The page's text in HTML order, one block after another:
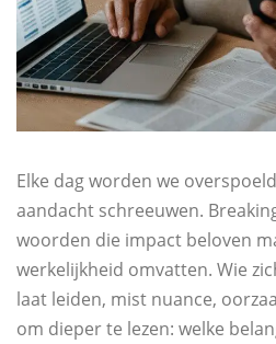
Elke dag worden we
aandacht schreeuwen.
woorden die impact beloven
werkelijkheid omvatten. Wie
laat leiden, mist nuance,
om dieper te lezen: welke